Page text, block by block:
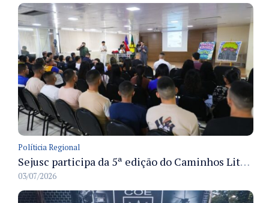
Políticia Regional
Sejusc participa da 5ª edição do Caminhos Literários com foco na cultura hip-hop nas unidades socioeducativas
03/07/2026